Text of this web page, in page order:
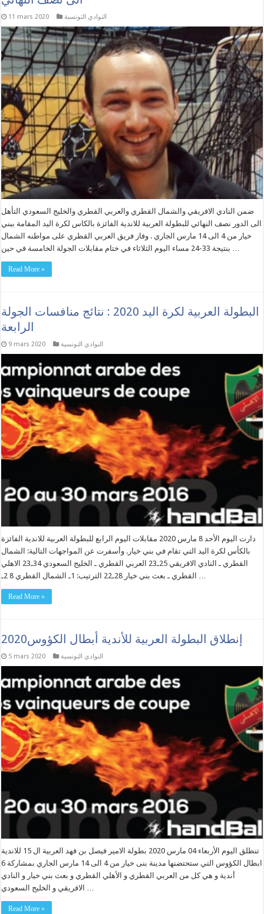
11 mars 2020 النوادي التونسية
ضمن النادي الافريقي والشمال القطري والعربي القطري والخليج السعودي التأهل
الى الدور نصف النهائي للبطولة العربية للاندية الفائزة بالكاس لكرة اليد المقامة ببني
خيار من 4 الى 14 مارس الجاري . وفاز فريق العربي القطري على مواطنه الشمال
بنتيجة 33-24 مساء اليوم الثلاثاء في ختام مقابلات الجولة الخامسة في حين …
Read More »
البطولة العربية لكرة اليد 2020 : نتائج منافسات الجولة
الرابعة
9 mars 2020 النوادي التونسية
دارت اليوم الأحد 8 مارس 2020 مقابلات اليوم الرابع للبطولة العربية للاندية الفائزة
بالكأس لكرة اليد التي تقام في بني خيار. وأسفرت عن المواجهات التالية: الشمال
القطري ـ النادي الافريقي 25ـ23 العربي القطري ـ الخليج السعودي 34ـ23 الاهلي
القطري ـ بعث بني خيار 28ـ22 الترتيب: 1ـ الشمال القطري 8 2ـ …
Read More »
إنطلاق البطولة العربية للأندية أبطال الكؤوس2020
5 mars 2020 النوادي التونسية
تنطلق اليوم الأربعاء 04 مارس 2020 بطولة الامير فيصل بن فهد العربية ال 15 للاندية
ابطال الكؤوس التي ستحتضنها مدينة بنى خيار من 4 الى 14 مارس الجاري بمشاركة 6
أندية و هي كل من العربي القطري و الأهلي القطري و بعث بني خيار و النادي
الافريقي و الخليج السعودي …
Read More »